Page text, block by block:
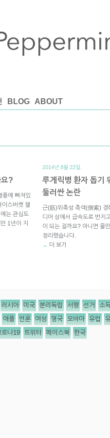
BLOG ABOUT
?
풍에 빠져있
스버켓 챌
는 관심도
1년이 지
2014년 8월 22일.
루게릭병 환자 돕기
둘러싼 논란
근(筋)위축성 측색(側索) 경
디어 상에서 급속도로 번
이 되는 걸까요? 아니면 물
정리했습니다.
→ 더 보기
러시아 미국 분리독립 서평 선거 소
애플 언론 여성 영국 오바마 유럽
로나19 트위터 페이스북 한국